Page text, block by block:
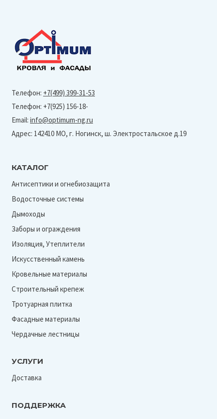
Телефон: +7(499) 399-31-53
Телефон: +7(925) 156-18-
Email: info@optimum-ng.ru
Адрес: 142410 МО, г. Ногинск, ш. Электростальское д.19
КАТАЛОГ
Антисептики и огнебиозащита
Водосточные системы
Дымоходы
Заборы и ограждения
Изоляция, Утеплители
Искусственный камень
Кровельные материалы
Строительный крепеж
Тротуарная плитка
Фасадные материалы
Чердачные лестницы
УСЛУГИ
Доставка
ПОДДЕРЖКА